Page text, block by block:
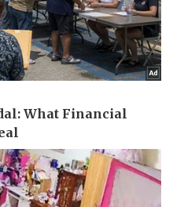
Quân sự - Quốc phòng
Vũ khí
Việt Nam
Phân tích